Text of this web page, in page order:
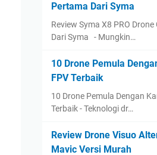
Pertama Dari Syma
Review Syma X8 PRO
Dari Syma - Mungkin…
10 Drone Pemula
FPV Terbaik
10 Drone Pemula Dengan
Terbaik - Teknologi dr…
Review Drone Visuo
Mavic Versi Murah